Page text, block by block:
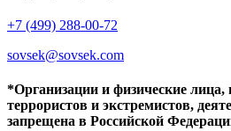
+7 (499) 288-00-72
sovsek@sovsek.com
*Организации и физические лица,
террористов и экстремистов,
запрещена в Российской